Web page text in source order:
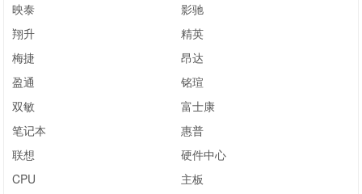
映泰
影驰
翔升
精英
梅捷
昂达
盈通
铭瑄
双敏
富士康
笔记本
惠普
联想
硬件中心
CPU
主板